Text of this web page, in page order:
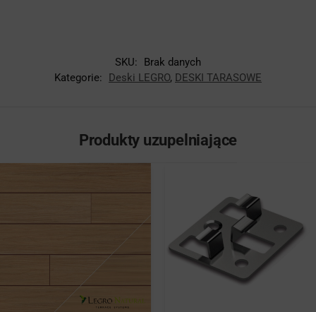
SKU:
Brak danych
Kategorie:
Deski LEGRO, DESKI TARASOWE
Produkty uzupelniające